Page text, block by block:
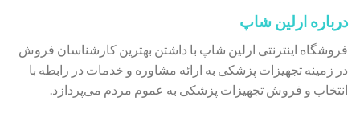
درباره ارلین شاپ
فروشگاه اینترنتی ارلین شاپ با داشتن بهترین کارشناسان فروش
در زمینه تجهیزات پزشکی به ارائه مشاوره و خدمات در رابطه با
انتخاب و فروش تجهیزات پزشکی به عموم مردم می‌پردازد.